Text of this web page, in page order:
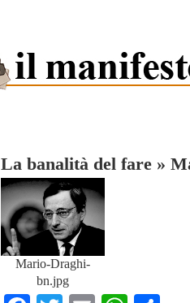
La banalità del fare »
Mario-Draghi-
bn.jpg